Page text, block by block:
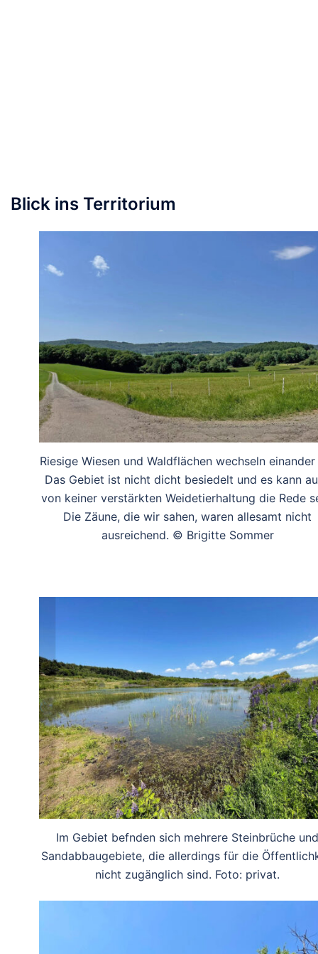
Blick ins Territorium
Riesige Wiesen und Waldflächen wechseln einander
Das Gebiet ist nicht dicht besiedelt und es kann
von keiner verstärkten Weidetierhaltung die Rede
Die Zäune, die wir sahen, waren allesamt nicht
ausreichend. © Brigitte Sommer
Im Gebiet befnden sich mehrere Steinbrüche und
Sandabbaugebiete, die allerdings für die
nicht zugänglich sind. Foto: privat.